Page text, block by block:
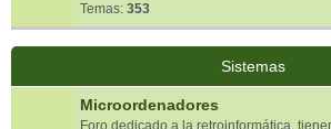
Temas: 353
Sistemas
Microordenadores
Foro dedicado a la retroinformática,